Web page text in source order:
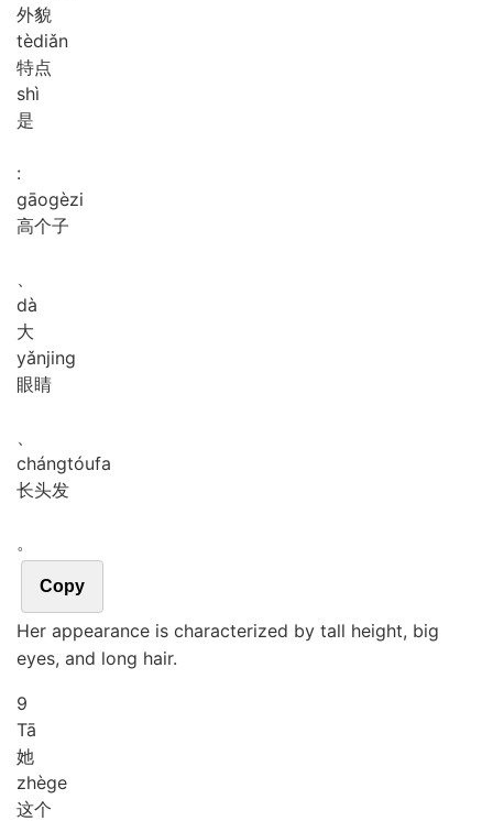
外貌
tèdiǎn
特点
shì
是
:
gāogèzi
高个子
、
dà
大
yǎnjing
眼睛
、
chángtóufa
长头发
。
Copy
Her appearance is characterized by tall height, big
eyes, and long hair.
9
Tā
她
zhège
这个